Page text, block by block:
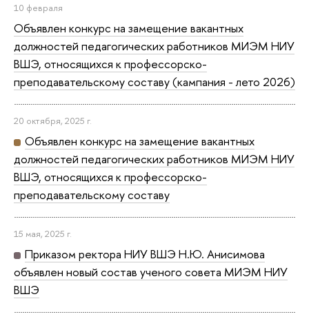
10 февраля
Объявлен конкурс на замещение вакантных
должностей педагогических работников МИЭМ НИУ
ВШЭ, относящихся к профессорско-
преподавательскому составу (кампания - лето 2026)
20 октября, 2025 г.
Объявлен конкурс на замещение вакантных
должностей педагогических работников МИЭМ НИУ
ВШЭ, относящихся к профессорско-
преподавательскому составу
15 мая, 2025 г.
Приказом ректора НИУ ВШЭ Н.Ю. Анисимова
объявлен новый состав ученого совета МИЭМ НИУ
ВШЭ